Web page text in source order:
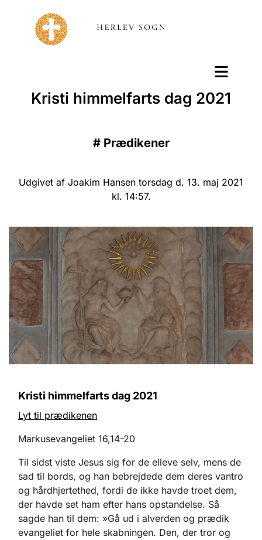
Kristi himmelfarts dag 2021
# Prædikener
Udgivet af Joakim Hansen torsdag d. 13. maj 2021
kl. 14:57.
Kristi himmelfarts dag 2021
Lyt til prædikenen
Markusevangeliet 16,14-20
Til sidst viste Jesus sig for de elleve selv, mens de
sad til bords, og han bebrejdede dem deres vantro
og hårdhjertethed, fordi de ikke havde troet dem,
der havde set ham efter hans opstandelse. Så
sagde han til dem: »Gå ud i alverden og prædik
evangeliet for hele skabningen. Den, der tror og